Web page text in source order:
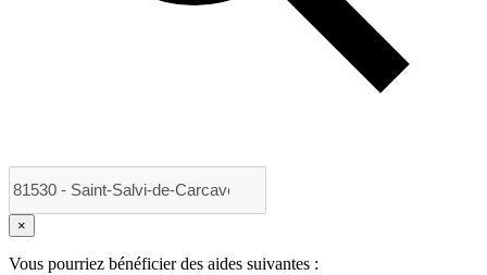
×
Vous pourriez bénéficier des aides suivantes :